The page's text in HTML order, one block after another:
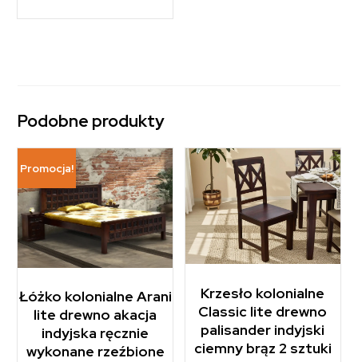
Podobne produkty
Promocja!
Łóżko kolonialne Arani
lite drewno akacja
indyjska ręcznie
wykonane rzeźbione
Krzesło kolonialne
Classic lite drewno
palisander indyjski
ciemny brąz 2 sztuki